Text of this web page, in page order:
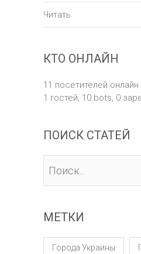
Читать
КТО ОНЛАЙН
11 посетителей онлайн
1 гостей, 10 bots, 0
ПОИСК СТАТЕЙ
МЕТКИ
Города Украины